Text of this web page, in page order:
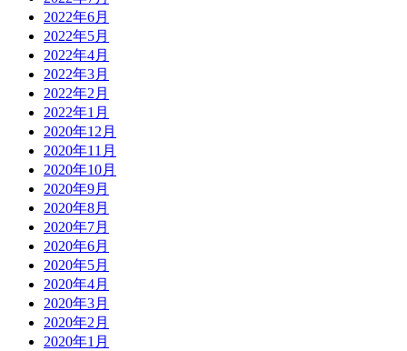
2022年6月
2022年5月
2022年4月
2022年3月
2022年2月
2022年1月
2020年12月
2020年11月
2020年10月
2020年9月
2020年8月
2020年7月
2020年6月
2020年5月
2020年4月
2020年3月
2020年2月
2020年1月